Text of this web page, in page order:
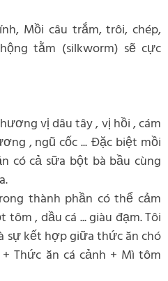
Mồi câu trắm, trôi, chép,
tằm (silkworm) sẽ cực
vị dâu tây , vị hồi , cám
, ngũ cốc ... Đặc biệt mồi
có cả sữa bột bà bầu cùng
thành phần có thể cảm
, dầu cá ... giàu đạm. Tôi
sự kết hợp giữa thức ăn chó
Thức ăn cá cảnh + Mì tôm